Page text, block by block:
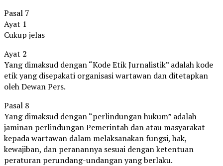
Pasal 7
Ayat 1
Cukup jelas
Ayat 2
Yang dimaksud dengan “Kode Etik Jurnalistik” adalah kode
etik yang disepakati organisasi wartawan dan ditetapkan
oleh Dewan Pers.
Pasal 8
Yang dimaksud dengan “perlindungan hukum” adalah
jaminan perlindungan Pemerintah dan atau masyarakat
kepada wartawan dalam melaksanakan fungsi, hak,
kewajiban, dan peranannya sesuai dengan ketentuan
peraturan perundang-undangan yang berlaku.